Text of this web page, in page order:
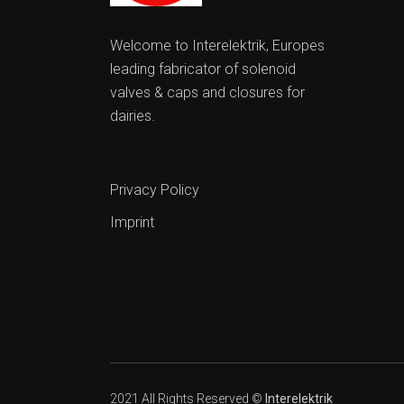
Welcome to Interelektrik, Europes
leading fabricator of solenoid
valves & caps and closures for
dairies.
Privacy Policy
Imprint
2021 All Rights Reserved © Interelektrik